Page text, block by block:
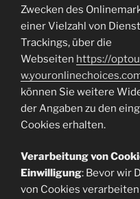
Zwecken des
einer Vielzahl von
Trackings, über die
Webseiten https://
können Sie weitere
der Angaben zu den
Cookies erhalten.
Verarbeitung von
Einwilligung: Bevor wir
von Cookies